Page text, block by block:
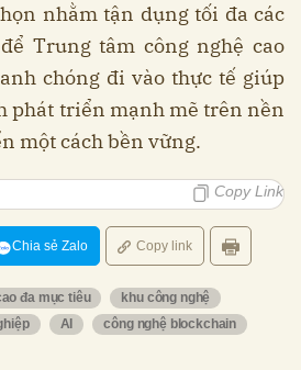
nhằm tận dụng tối đa các
Trung tâm công nghệ cao
chóng đi vào thực tế giúp
phát triển mạnh mẽ trên nền
một cách bền vững.
Copy Link
Chia sẻ Zalo Copy link
đa mục tiêu
khu công nghệ
AI
công nghệ blockchain